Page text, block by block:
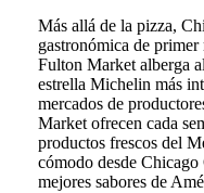
Más allá de la pizza,
gastronómica de
Fulton Market alberga
estrella Michelin más
mercados de
Market ofrecen cada
productos frescos del
cómodo desde
mejores sabores de